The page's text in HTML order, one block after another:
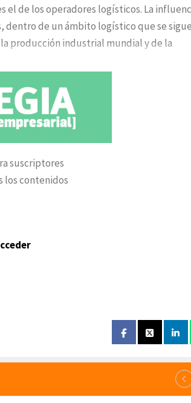
el de los operadores logísticos. La
dentro de un ámbito logístico que se sigue
producción industrial mundial y de la
suscriptores
los contenidos